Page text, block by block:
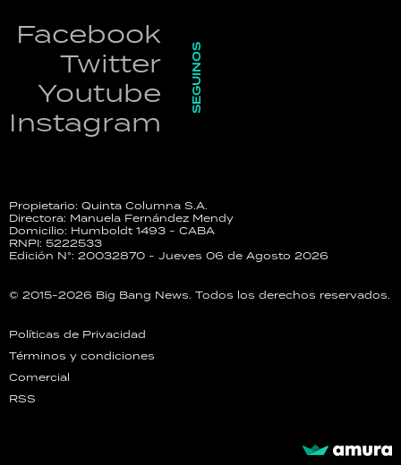
Facebook
Twitter
Youtube
Instagram
SEGUINOS
Propietario: Quinta Columna S.A.
Directora: Manuela Fernández Mendy
Domicilio: Humboldt 1493 - CABA
RNPI: 5222533
Edición N°: 20032870 - Jueves 06 de Agosto 2026
© 2015-2026 Big Bang News. Todos los derechos reservados.
Políticas de Privacidad
Términos y condiciones
Comercial
RSS